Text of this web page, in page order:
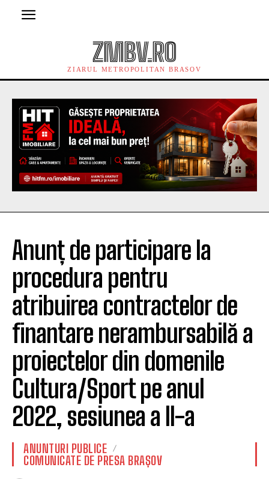
ZMBV.RO
ZIARUL METROPOLITAN BRASOV
Anunț de participare la
procedura pentru
atribuirea contractelor de
finantare nerambursabilă a
proiectelor din domenile
Cultura/Sport pe anul
2022, sesiunea a II-a
ANUNTURI PUBLICE
COMUNICATE DE PRESA BRAȘOV